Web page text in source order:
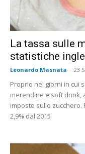
La tassa sulle
statistiche
Leonardo Masnata - 23
Proprio nei giorni in cui
merendine e soft drink,
imposte sullo
2,9% dal 2015